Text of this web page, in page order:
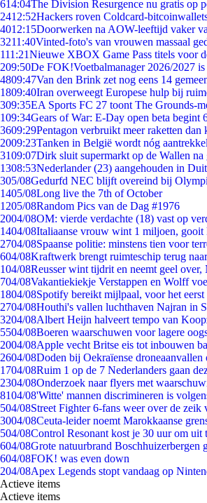
614:04The Division Resurgence nu gratis op
2412:52Hackers roven Coldcard-
4012:15Doorwerken na AOW-leeftijd vaker
3211:40Vinted-foto's van vrouwen massaal
111:21Nieuwe XBOX Game Pass titels voor
209:50De FOK!Voetbalmanager 2026/2027 is
4809:47Van den Brink zet nog eens 14
1809:40Iran overweegt Europese hulp bij
309:35EA Sports FC 27 toont The Grounds-
109:34Gears of War: E-Day open beta begint
3609:29Pentagon verbruikt meer raketten
2009:23Tanken in België wordt nóg
3109:07Dirk sluit supermarkt op de Wallen na
1308:53Nederlander (23) aangehouden in
305/08Gedurfd NEC blijft overeind bij
1405/08Long live the 7th of October
1205/08Random Pics van de Dag #1976
2004/08OM: vierde verdachte (18) vast op
1404/08Italiaanse vrouw wint 1 miljoen, gooit
2704/08Spaanse politie: minstens tien voor
604/08Kraftwerk brengt ruimteschip terug
104/08Reusser wint tijdrit en neemt geel
704/08Vakantiekiekje Verstappen en Wolff
1804/08Spotify bereikt mijlpaal, voor het
2704/08Houthi's vallen luchthaven Najran in
3204/08Albert Heijn halveert tempo van
5504/08Boeren waarschuwen voor lagere
2004/08Apple vecht Britse eis tot inbouwen
2604/08Doden bij Oekraïense
1704/08Ruim 1 op de 7 Nederlanders gaan
2304/08Onderzoek naar flyers met
8104/08'Witte' mannen discrimineren is
504/08Street Fighter 6-fans weer over de zeik
3004/08Ceuta-leider noemt Marokkaanse
504/08Control Resonant kost je 30 uur om uit
604/08Grote natuurbrand Boschhuizerbergen
604/08FOK! was even down
204/08Apex Legends stopt vandaag op
Actieve items
Actieve items